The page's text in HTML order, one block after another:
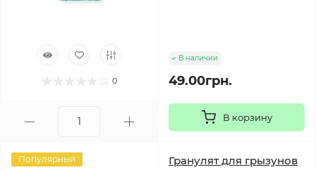
0
В наличии
49.00грн.
В корзину
Популярный
Гранулят для грызунов